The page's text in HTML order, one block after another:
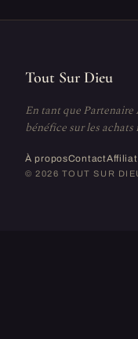
Tout Sur Dieu
En tant que Partenaire
bénéfice sur les
À proposContact
© 2026 TOUT SUR